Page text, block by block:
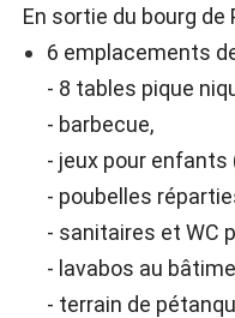
En sortie du bourg de
6 emplacements
- 8 tables pique
- barbecue,
- jeux pour enfants
- poubelles
- sanitaires et WC
- lavabos au
- terrain de